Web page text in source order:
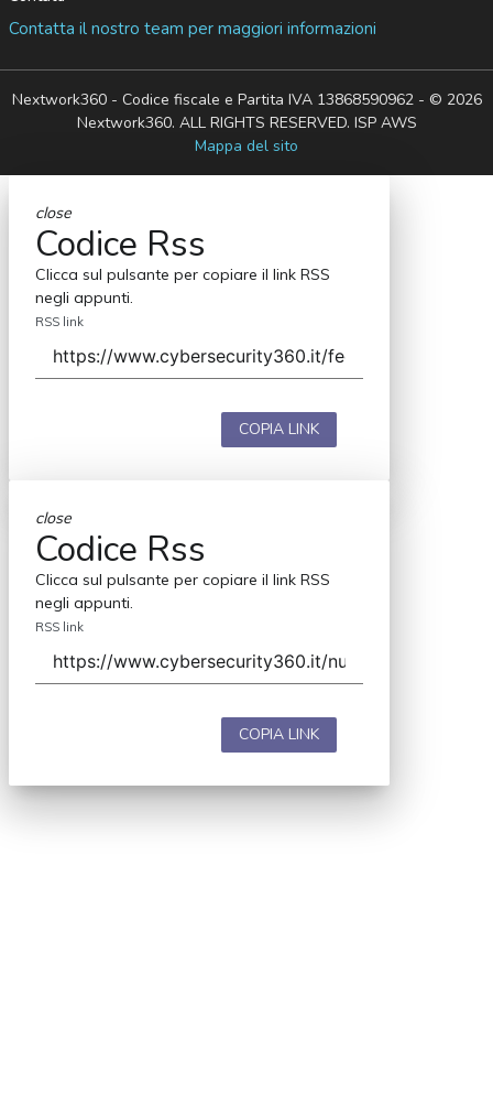
Contatta il nostro team per maggiori informazioni
Nextwork360 - Codice fiscale e Partita IVA 13868590962 - © 2026
Nextwork360. ALL RIGHTS RESERVED. ISP AWS
Mappa del sito
close
Codice Rss
Clicca sul pulsante per copiare il link RSS
negli appunti.
RSS link
COPIA LINK
close
Codice Rss
Clicca sul pulsante per copiare il link RSS
negli appunti.
RSS link
COPIA LINK